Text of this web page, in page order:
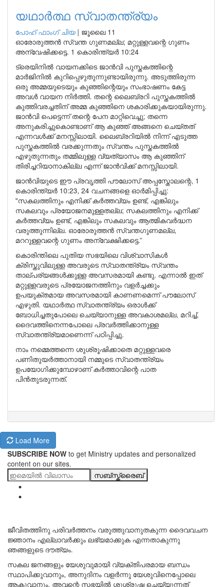
യഥാർത്ഥ സ്വാതന്ത്ര്യം
പോഹ് ഫാംഗ് ചിയ| ജൂലൈ 11
ഓരോരുത്തൻ സ്വന്ത ഗുണമല്ല; മറ്റുള്ളവന്റെ ഗുണം
അന്വേഷിക്കട്ടെ. 1 കൊരിന്ത്യർ 10:24
ട്രെയിനിൽ വായനക്കിടെ ജാൻവി പുസ്തകത്തിന്റെ
മാർജിനിൽ കുറിപ്പെഴുതുന്നുണ്ടായിരുന്നു. അടുത്തിരുന്ന
ഒരു അമ്മയുടെയും കുഞ്ഞിന്റെയും സംഭാഷണം കേട്ട
അവൾ വായന നിർത്തി. തന്റെ ലൈബ്രറി പുസ്തകത്തിൽ
കുത്തിവരച്ചതിന് അമ്മ കുഞ്ഞിനെ ശകാരിക്കുകയായിരുന്നു.
ജാൻവി പെട്ടെന്ന് തന്റെ പേന മാറ്റിവെച്ചു; തന്നെ
അനുകരിച്ചുകൊണ്ടാണ് ആ കുഞ്ഞ് അങ്ങനെ ചെയ്തത്
എന്നവൾക്ക് മനസ്സിലായി. ലൈബ്രറിയിൽ നിന്ന് എടുത്ത
പുസ്തകത്തിൽ വരക്കുന്നതും സ്വന്തം പുസ്തകത്തിൽ
എഴുതുന്നതും തമ്മിലുള്ള വ്യത്യാസം ആ കുഞ്ഞിന്
തിരിച്ചറിയാനാകില്ല എന്ന് ജാൻവിക്ക് മനസ്സിലായി.
ജാൻവിയുടെ ഈ പ്രവൃത്തി പൗലോസ് അപ്പസ്തോലന്റെ, 1
കൊരിന്ത്യർ 10:23, 24 വചനങ്ങളെ ഓർമിപ്പിച്ചു:
"സകലത്തിനും എനിക്ക് കർത്തവ്യം ഉണ്ട്, എങ്കിലും
സകലവും പ്രയോജനമുള്ളതല്ല; സകലത്തിനും എനിക്ക്
കർത്തവ്യം ഉണ്ട്, എങ്കിലും സകലവും ആത്മികവർദ്ധന
വരുത്തുന്നില്ല. ഓരോരുത്തൻ സ്വന്തഗുണമല്ല,
മററുള്ളവന്റെ ഗുണം അന്വേക്ഷിക്കട്ടെ.”
കൊരിന്തിലെ പുതിയ സഭയിലെ വിശ്വാസികൾ
ക്രിസ്തുവിലുള്ള അവരുടെ സ്വാതന്ത്ര്യം സ്വന്തം
താല്പര്യങ്ങൾക്കുള്ള അവസരമായി കണ്ടു. എന്നാൽ ഇത്
മറ്റുള്ളവരുടെ പ്രയോജനത്തിനും വളർച്ചക്കും
ഉപയുക്തമായ അവസരമായി കാണണമെന്ന് പൗലോസ്
എഴുതി. യഥാർത്ഥ സ്വാതന്ത്ര്യം ഒരാൾക്ക്
ബോധിച്ചതുപോലെ ചെയ്യാനുള്ള അവകാശമല്ല, മറിച്ച്,
ദൈവത്തിനെന്നപോലെ പ്രവർത്തിക്കാനുള്ള
സ്വാതന്ത്ര്യമാണെന്ന് പഠിപ്പിച്ചു.
നാം നമ്മെത്തന്നെ ശുശ്രൂഷിക്കാതെ മറ്റുള്ളവരെ
പണിതുയർത്താനായി നമ്മുടെ സ്വാതന്ത്ര്യം
ഉപയോഗിക്കുമ്പോഴാണ് കർത്താവിന്റെ പാത
പിൻതുടരുന്നത്.
Load More
SUBSCRIBE NOW to get Ministry updates and personalized
content on our sites.
സബ്സ്ക്രൈബ്
ജീവിതത്തിനു പരിവർത്തനം വരുത്തുവാനുതകുന്ന ദൈവവചന
ജ്ഞാനം എല്ലാവർക്കും ലഭ്യമാക്കുക എന്നതാകുന്നു
ഞങ്ങളുടെ ദൗത്യം.
സകല ജനങ്ങളും യേശുവുമായി വ്യക്തിപരമായ ബന്ധം
സ്ഥാപിക്കുവാനും, അനുദിനം വളർന്നു യേശുവിനെപ്പോലെ
ആകുവാനും, അവന്റെ സഭയിൽ ശുശ്രുഷ ചെയ്യുന്നത്